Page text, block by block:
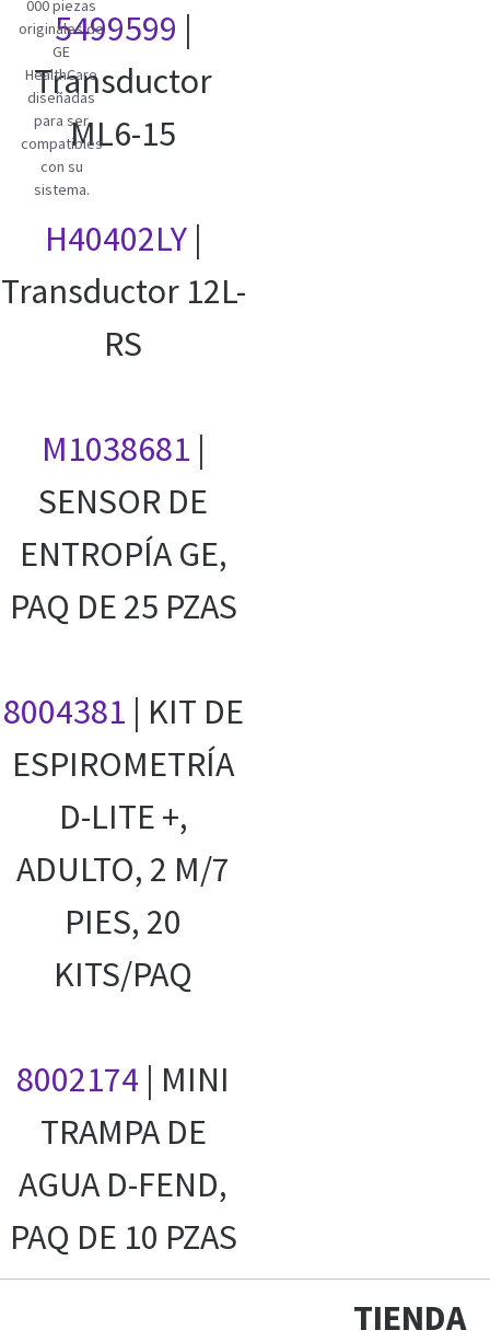
000 piezas
originales de
GE
HealthCare
diseñadas
para ser
compatibles
con su
sistema.
5499599 |
Transductor
ML6-15
H40402LY|
Transductor 12L-
RS
M1038681 |
SENSOR DE
ENTROPÍA GE,
PAQ DE 25 PZAS
8004381 | KIT DE
ESPIROMETRÍA
D-LITE +,
ADULTO, 2 M/7
PIES, 20
KITS/PAQ
8002174 | MINI
TRAMPA DE
AGUA D-FEND,
PAQ DE 10 PZAS
TIENDA